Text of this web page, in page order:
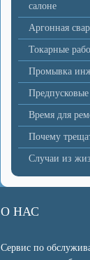
салоне
Аргонная
Токарные
Промывка
Предпусковые
Время для
Почему
Случаи из
О НАС
Сервис по